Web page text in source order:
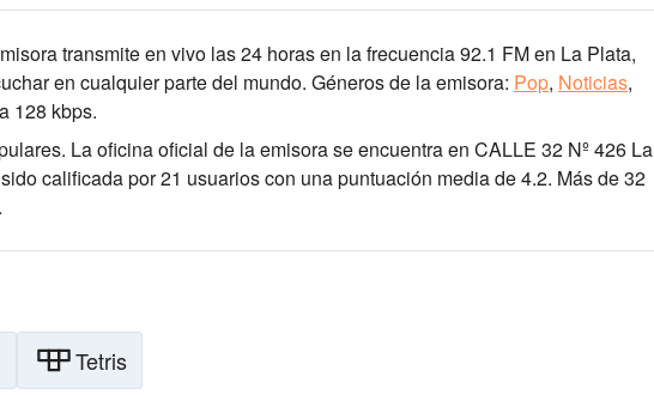
transmite en vivo las 24 horasen la frecuencia 92.1 FMen La Plata,
en cualquier parte del mundo. Géneros de la emisora: Pop, Noticias,
a 128 kbps.
. La oficina oficial de la emisora se encuentra en CALLE 32 Nº 426 La
calificada por 21 usuarios con una puntuación media de 4.2. Más de 32
Tetris